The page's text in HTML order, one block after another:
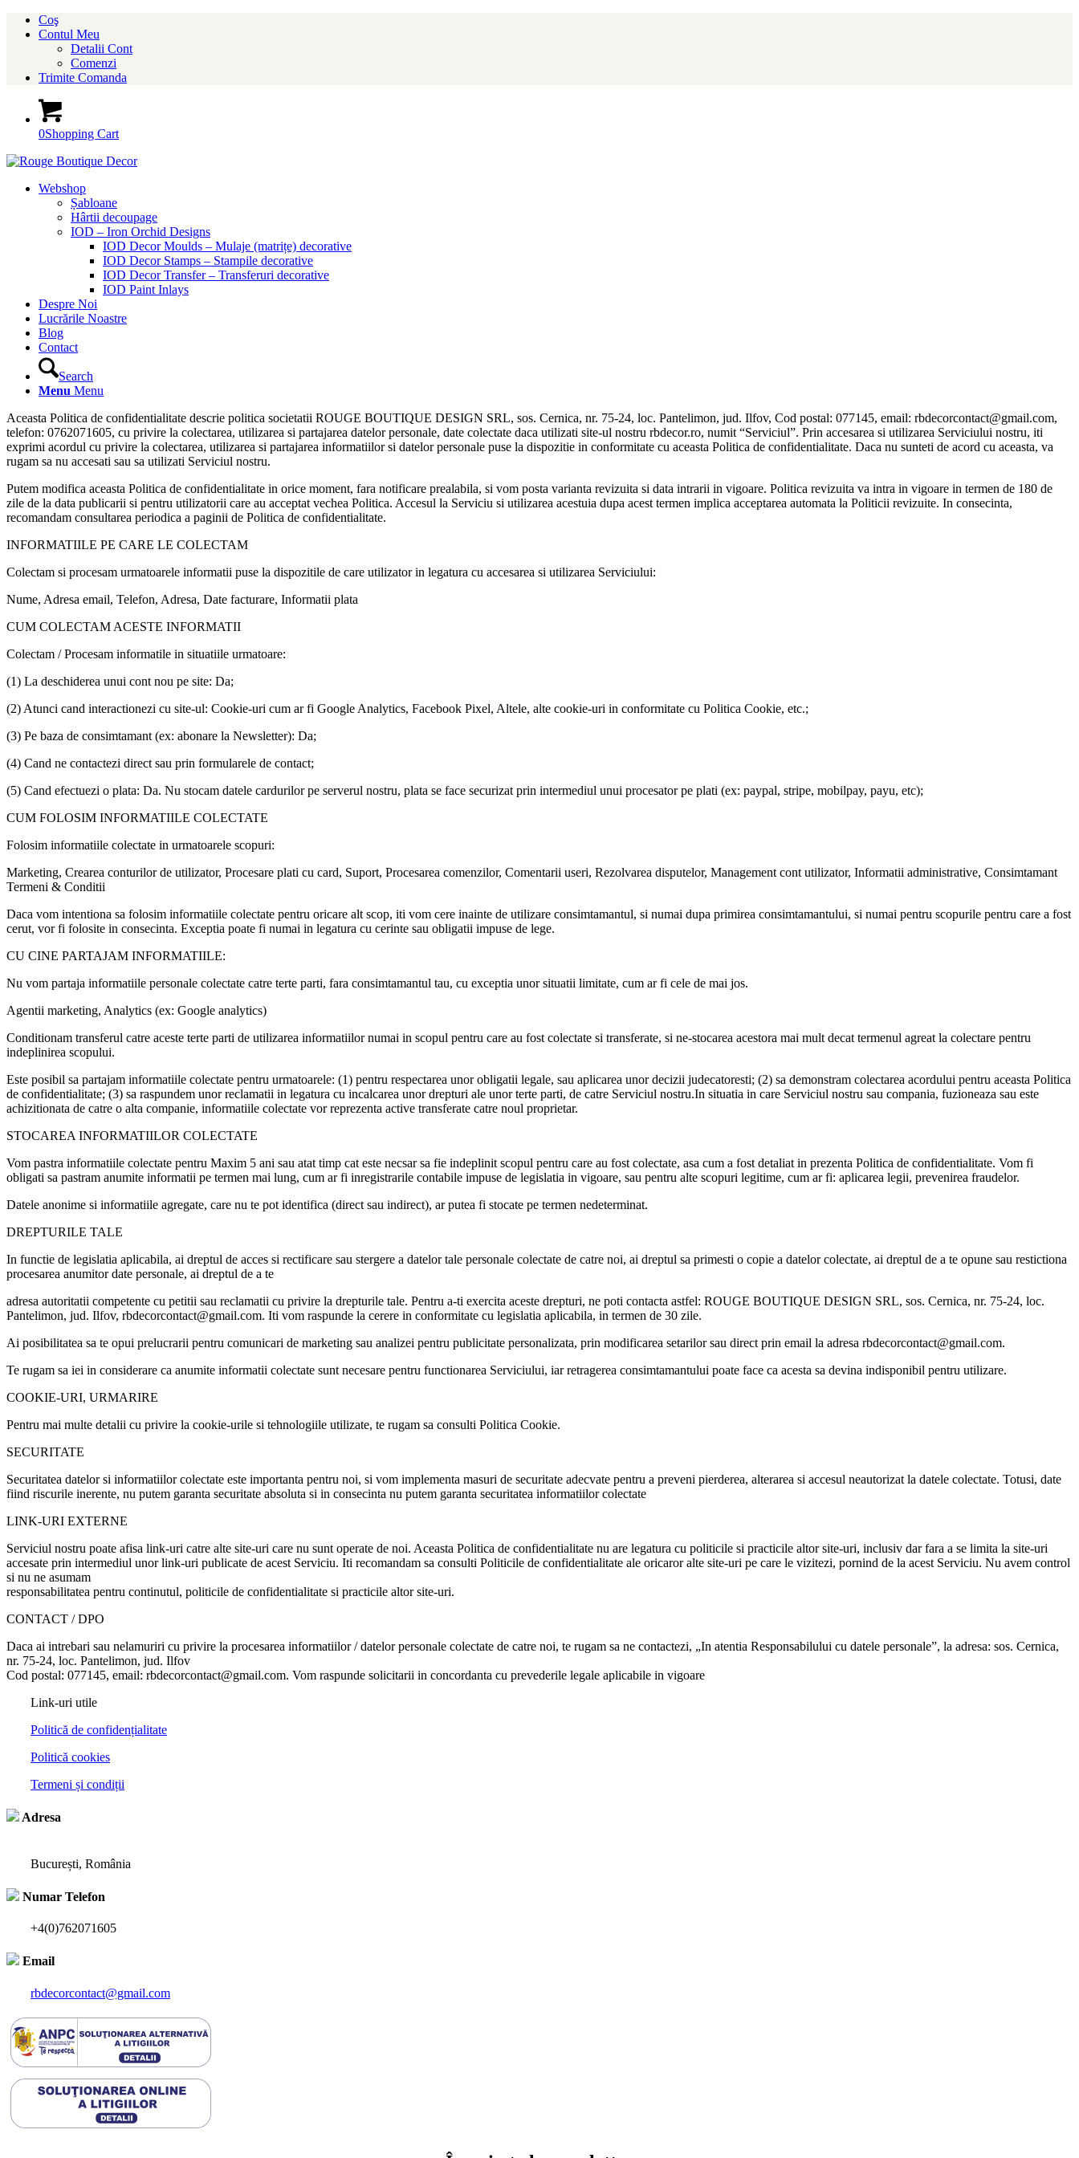
Coş
Contul Meu
Detalii Cont
Comenzi
Trimite Comanda
0Shopping Cart
Webshop
Șabloane
Hârtii decoupage
IOD – Iron Orchid Designs
IOD Decor Moulds – Mulaje (matrițe) decorative
IOD Decor Stamps – Stampile decorative
IOD Decor Transfer – Transferuri decorative
IOD Paint Inlays
Despre Noi
Lucrările Noastre
Blog
Contact
Search
Menu Menu
Aceasta Politica de confidentialitate descrie politica societatii ROUGE BOUTIQUE DESIGN SRL, sos. Cernica, nr. 75-24, loc. Pantelimon, jud. Ilfov, Cod postal: 077145, email: rbdecorcontact@gmail.com,
telefon: 0762071605, cu privire la colectarea, utilizarea si partajarea datelor personale, date colectate daca utilizati site-ul nostru rbdecor.ro, numit “Serviciul”. Prin accesarea si utilizarea Serviciului nostru, iti
exprimi acordul cu privire la colectarea, utilizarea si partajarea informatiilor si datelor personale puse la dispozitie in conformitate cu aceasta Politica de confidentialitate. Daca nu sunteti de acord cu aceasta, va
rugam sa nu accesati sau sa utilizati Serviciul nostru.
Putem modifica aceasta Politica de confidentialitate in orice moment, fara notificare prealabila, si vom posta varianta revizuita si data intrarii in vigoare. Politica revizuita va intra in vigoare in termen de 180 de
zile de la data publicarii si pentru utilizatorii care au acceptat vechea Politica. Accesul la Serviciu si utilizarea acestuia dupa acest termen implica acceptarea automata la Politicii revizuite. In consecinta,
recomandam consultarea periodica a paginii de Politica de confidentialitate.
INFORMATIILE PE CARE LE COLECTAM
Colectam si procesam urmatoarele informatii puse la dispozitile de care utilizator in legatura cu accesarea si utilizarea Serviciului:
Nume, Adresa email, Telefon, Adresa, Date facturare, Informatii plata
CUM COLECTAM ACESTE INFORMATII
Colectam / Procesam informatile in situatiile urmatoare:
(1) La deschiderea unui cont nou pe site: Da;
(2) Atunci cand interactionezi cu site-ul: Cookie-uri cum ar fi Google Analytics, Facebook Pixel, Altele, alte cookie-uri in conformitate cu Politica Cookie, etc.;
(3) Pe baza de consimtamant (ex: abonare la Newsletter): Da;
(4) Cand ne contactezi direct sau prin formularele de contact;
(5) Cand efectuezi o plata: Da. Nu stocam datele cardurilor pe serverul nostru, plata se face securizat prin intermediul unui procesator pe plati (ex: paypal, stripe, mobilpay, payu, etc);
CUM FOLOSIM INFORMATIILE COLECTATE
Folosim informatiile colectate in urmatoarele scopuri:
Marketing, Crearea conturilor de utilizator, Procesare plati cu card, Suport, Procesarea comenzilor, Comentarii useri, Rezolvarea disputelor, Management cont utilizator, Informatii administrative, Consimtamant
Termeni & Conditii
Daca vom intentiona sa folosim informatiile colectate pentru oricare alt scop, iti vom cere inainte de utilizare consimtamantul, si numai dupa primirea consimtamantului, si numai pentru scopurile pentru care a fost
cerut, vor fi folosite in consecinta. Exceptia poate fi numai in legatura cu cerinte sau obligatii impuse de lege.
CU CINE PARTAJAM INFORMATIILE:
Nu vom partaja informatiile personale colectate catre terte parti, fara consimtamantul tau, cu exceptia unor situatii limitate, cum ar fi cele de mai jos.
Agentii marketing, Analytics (ex: Google analytics)
Conditionam transferul catre aceste terte parti de utilizarea informatiilor numai in scopul pentru care au fost colectate si transferate, si ne-stocarea acestora mai mult decat termenul agreat la colectare pentru
indeplinirea scopului.
Este posibil sa partajam informatiile colectate pentru urmatoarele: (1) pentru respectarea unor obligatii legale, sau aplicarea unor decizii judecatoresti; (2) sa demonstram colectarea acordului pentru aceasta Politica
de confidentialitate; (3) sa raspundem unor reclamatii in legatura cu incalcarea unor drepturi ale unor terte parti, de catre Serviciul nostru.In situatia in care Serviciul nostru sau compania, fuzioneaza sau este
achizitionata de catre o alta companie, informatiile colectate vor reprezenta active transferate catre noul proprietar.
STOCAREA INFORMATIILOR COLECTATE
Vom pastra informatiile colectate pentru Maxim 5 ani sau atat timp cat este necsar sa fie indeplinit scopul pentru care au fost colectate, asa cum a fost detaliat in prezenta Politica de confidentialitate. Vom fi
obligati sa pastram anumite informatii pe termen mai lung, cum ar fi inregistrarile contabile impuse de legislatia in vigoare, sau pentru alte scopuri legitime, cum ar fi: aplicarea legii, prevenirea fraudelor.
Datele anonime si informatiile agregate, care nu te pot identifica (direct sau indirect), ar putea fi stocate pe termen nedeterminat.
DREPTURILE TALE
In functie de legislatia aplicabila, ai dreptul de acces si rectificare sau stergere a datelor tale personale colectate de catre noi, ai dreptul sa primesti o copie a datelor colectate, ai dreptul de a te opune sau restictiona
procesarea anumitor date personale, ai dreptul de a te
adresa autoritatii competente cu petitii sau reclamatii cu privire la drepturile tale. Pentru a-ti exercita aceste drepturi, ne poti contacta astfel: ROUGE BOUTIQUE DESIGN SRL, sos. Cernica, nr. 75-24, loc.
Pantelimon, jud. Ilfov, rbdecorcontact@gmail.com. Iti vom raspunde la cerere in conformitate cu legislatia aplicabila, in termen de 30 zile.
Ai posibilitatea sa te opui prelucrarii pentru comunicari de marketing sau analizei pentru publicitate personalizata, prin modificarea setarilor sau direct prin email la adresa rbdecorcontact@gmail.com.
Te rugam sa iei in considerare ca anumite informatii colectate sunt necesare pentru functionarea Serviciului, iar retragerea consimtamantului poate face ca acesta sa devina indisponibil pentru utilizare.
COOKIE-URI, URMARIRE
Pentru mai multe detalii cu privire la cookie-urile si tehnologiile utilizate, te rugam sa consulti Politica Cookie.
SECURITATE
Securitatea datelor si informatiilor colectate este importanta pentru noi, si vom implementa masuri de securitate adecvate pentru a preveni pierderea, alterarea si accesul neautorizat la datele colectate. Totusi, date
fiind riscurile inerente, nu putem garanta securitate absoluta si in consecinta nu putem garanta securitatea informatiilor colectate
LINK-URI EXTERNE
Serviciul nostru poate afisa link-uri catre alte site-uri care nu sunt operate de noi. Aceasta Politica de confidentialitate nu are legatura cu politicile si practicile altor site-uri, inclusiv dar fara a se limita la site-uri
accesate prin intermediul unor link-uri publicate de acest Serviciu. Iti recomandam sa consulti Politicile de confidentialitate ale oricaror alte site-uri pe care le vizitezi, pornind de la acest Serviciu. Nu avem control
si nu ne asumam
responsabilitatea pentru continutul, politicile de confidentialitate si practicile altor site-uri.
CONTACT / DPO
Daca ai intrebari sau nelamuriri cu privire la procesarea informatiilor / datelor personale colectate de catre noi, te rugam sa ne contactezi, „In atentia Responsabilului cu datele personale”, la adresa: sos. Cernica,
nr. 75-24, loc. Pantelimon, jud. Ilfov
Cod postal: 077145, email: rbdecorcontact@gmail.com. Vom raspunde solicitarii in concordanta cu prevederile legale aplicabile in vigoare
Link-uri utile
Politică de confidențialitate
Politică cookies
Termeni și condiții
Adresa
București, România
Numar Telefon
+4(0)762071605
Email
rbdecorcontact@gmail.com